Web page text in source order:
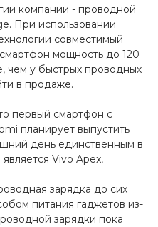
только
карты
компании - проводной
При использовании
совместимый
мощность до 120
чем у быстрых проводных
в продаже.
первый смартфон с
планирует выпустить
день единственным в
Vivo Apex,
зарядка до сих
питания гаджетов из-
зарядки пока